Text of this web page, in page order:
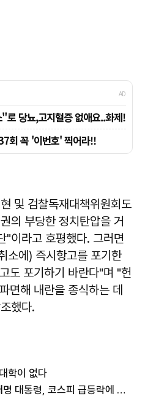
및 검찰독재대책위원회도
의 부당한 정치탄압을 거
"이라고 호평했다. 그러면
소에) 즉시항고를 포기한
도 포기하기 바란다"며 "헌
면해 내란을 종식하는 데
했다.
학이 없다
블룸버그 "주식 애호가 이재명 대통령, 코스피 급등락에 역풍"